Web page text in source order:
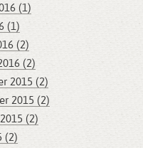
(1)
(1)
(2)
(2)
2015 (2)
2015 (2)
(2)
(2)